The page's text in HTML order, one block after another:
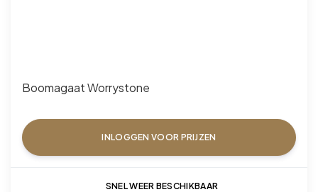
Boomagaat Worrystone
INLOGGEN VOOR PRIJZEN
SNEL WEER BESCHIKBAAR